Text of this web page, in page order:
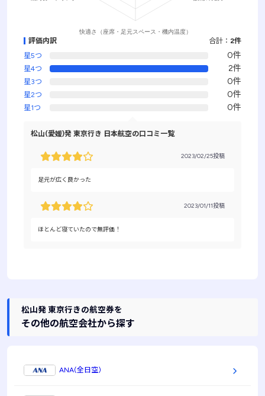
評価内訳 合計： 2件
星5つ
0件
星4つ 2件
星3つ 0件
星2つ 0件
星1つ 0件
松山(愛媛)発 東京行き 日本航空の口コミ一覧
2023/02/25投稿
足元が広く良かった
2023/01/11投稿
ほとんど寝ていたので無評価！
松山発 東京行きの航空券を
その他の航空会社から探す
ANA(全日空)